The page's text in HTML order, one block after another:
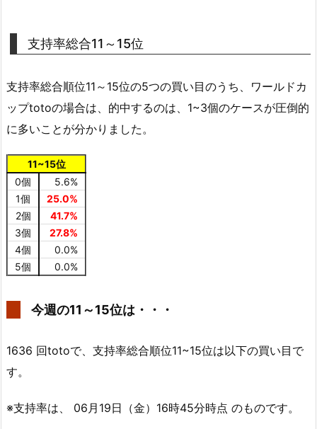
支持率総合11～15位
支持率総合順位11～15位の5つの買い目のうち、ワールドカ
ップtotoの場合は、的中するのは、1~3個のケースが圧倒的
に多いことが分かりました。
11~15位
0個
5.6%
1個
25.0%
2個
41.7%
3個
27.8%
4個
0.0%
5個
0.0%
今週の11～15位は・・・
1636 回totoで、支持率総合順位11~15位は以下の買い目で
す。
※支持率は、 06月19日（金）16時45分時点 のものです。